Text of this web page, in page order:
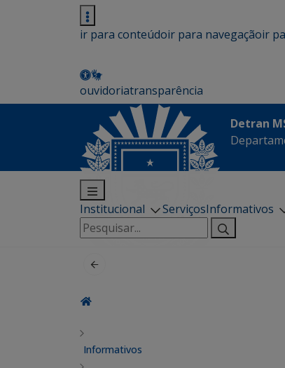
ir para conteúdoir para navegaçãoir
ouvidoriatransparência
Detran
Institucional ServiçosInformativos
Pesquisar
por:
Informativos